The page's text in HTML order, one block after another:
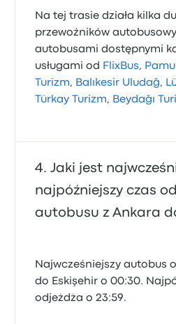
Na tej trasie działa kilka
przewoźników
autobusami dostępnymi
usługami od FlixBus,
Turizm, Balıkesir Uludağ,
Türkay Turizm, Beydağı
Jaki jest
najpóźniejszy czas
autobusu z Ankara
Najwcześniejszy autobus
do Eskişehir o 00:30.
odjeżdża o 23:59.